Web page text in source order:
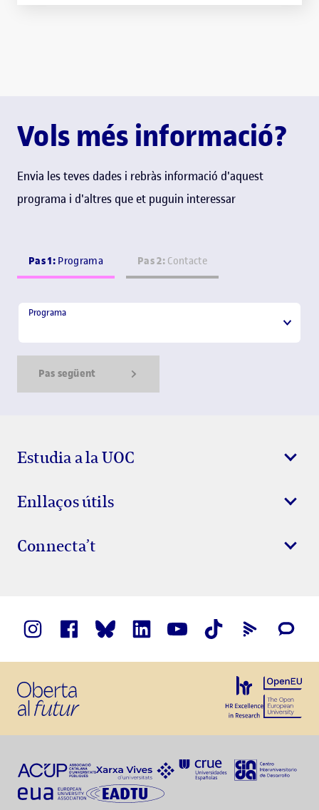
Vols més informació?
Envia les teves dades i rebràs informació d'aquest
programa i d'altres que et puguin interessar
Pas 1:Programa Pas 2:Contacte
Programa
Programa
Pas següent
Estudia a la UOC
Enllaços útils
Connecta’t